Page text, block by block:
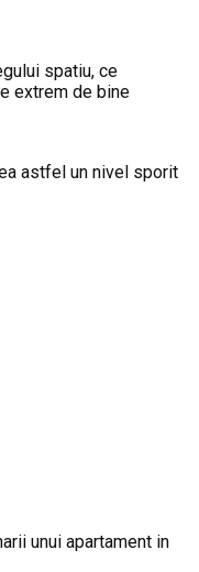
spatiu, ce
extrem de bine
astfel un nivel sporit
unui apartament in